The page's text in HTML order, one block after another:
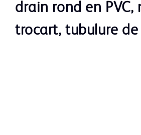
drain rond en
trocart, tubulure